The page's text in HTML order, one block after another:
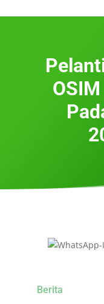
Berita